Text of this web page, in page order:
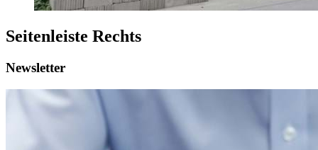
Seitenleiste Rechts
Newsletter